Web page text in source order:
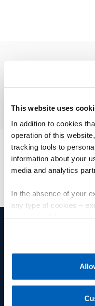
This website uses
In addition to cookies
operation of this
tracking tools to
information about your
media and analytics
In the absence of your
any type of cookies –
policy.
regarding processing of
Gefran - Privacy
Caractéristiques
Operator terminals,
holders, cables and
Capteurs de pression
Capteurs de température